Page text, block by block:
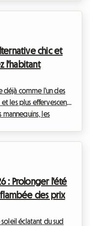
chic et
l'habitant
déjà comme l'un des
les plus effervescents
mannequins, les
...
: Prolonger l'été
des prix
éclatant du sud